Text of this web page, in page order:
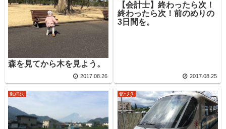
森を見てから木を見よう。
2017.08.26
【会計士】終わったら次！
終わったら次！前のめりの
3日間を。
2017.08.25
勉強法 気づき